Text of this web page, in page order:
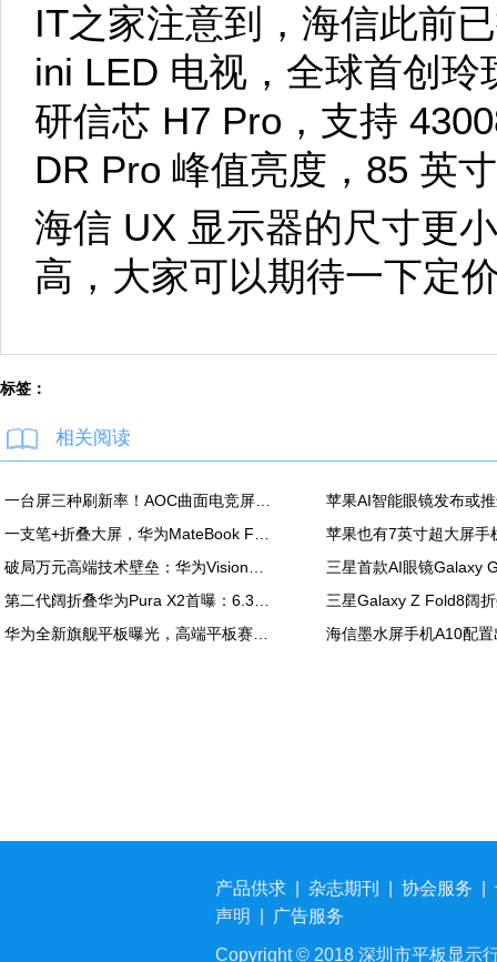
IT之家注意到，海信此前
ini LED 电视，全球首创
研信芯 H7 Pro，支持
DR Pro 峰值亮度，85 英
海信 UX 显示器的尺寸更
高，大家可以期待一下定
标签：
相关阅读
产品供求 杂志期刊 协会服务
声明
广告服务
Copyright © 2018 深圳市平板显示